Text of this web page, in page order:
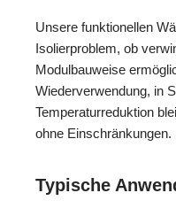
Unsere funktionellen
Isolierproblem, ob
Modulbauweise
Wiederverwendung, in
Temperaturreduktion
ohne Einschränkungen.
Typische